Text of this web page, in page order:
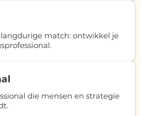
match: ontwikkel je
die mensen en strategie